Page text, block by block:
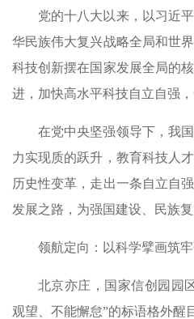
党的十八大以来，以习近
华民族伟大复兴战略全局和世
科技创新摆在国家发展全局的
进，加快高水平科技自立自强，
在党中央坚强领导下，我
力实现质的跃升，教育科技人
历史性变革，走出一条自立自
发展之路，为强国建设、民族复
领航定向：以科学擘画筑
北京亦庄，国家信创园园
观望、不能懈怠”的标语格外醒